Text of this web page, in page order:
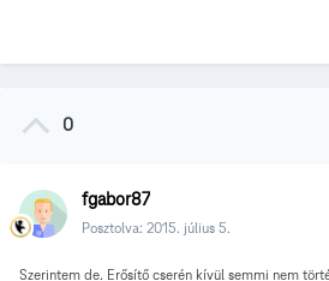
0
fgabor87
Posztolva: 2015. július 5.
Szerintem de. Erősítő cserén kívül semmi nem